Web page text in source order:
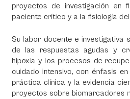
proyectos de investigación en
paciente crítico y a la fisiología
Su labor docente e investigativa
de las respuestas agudas y
hipoxia y los procesos de
cuidado intensivo, con énfasis
práctica clínica y la evidencia
proyectos sobre biomarcadores